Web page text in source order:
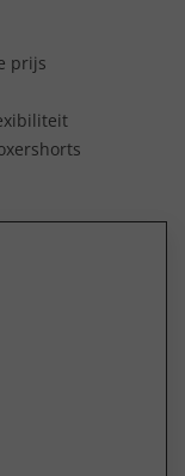
prijs